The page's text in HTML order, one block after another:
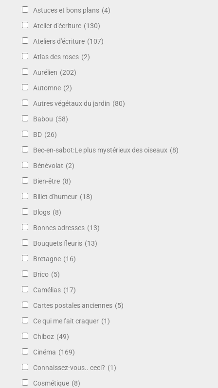
Astuces et bons plans (4)
Atelier d'écriture (130)
Ateliers d'écriture (107)
Atlas des roses (2)
Aurélien (202)
Automne (2)
Autres végétaux du jardin (80)
Babou (58)
BD (26)
Bec-en-sabot:Le plus mystérieux des oiseaux (8)
Bénévolat (2)
Bien-être (8)
Billet d'humeur (18)
Blogs (8)
Bonnes adresses (13)
Bouquets fleuris (13)
Bretagne (16)
Brico (5)
Camélias (17)
Cartes postales anciennes (5)
Ce qui me fait craquer (1)
Chiboz (49)
Cinéma (169)
Connaissez-vous.. ceci? (1)
Cosmétique (8)